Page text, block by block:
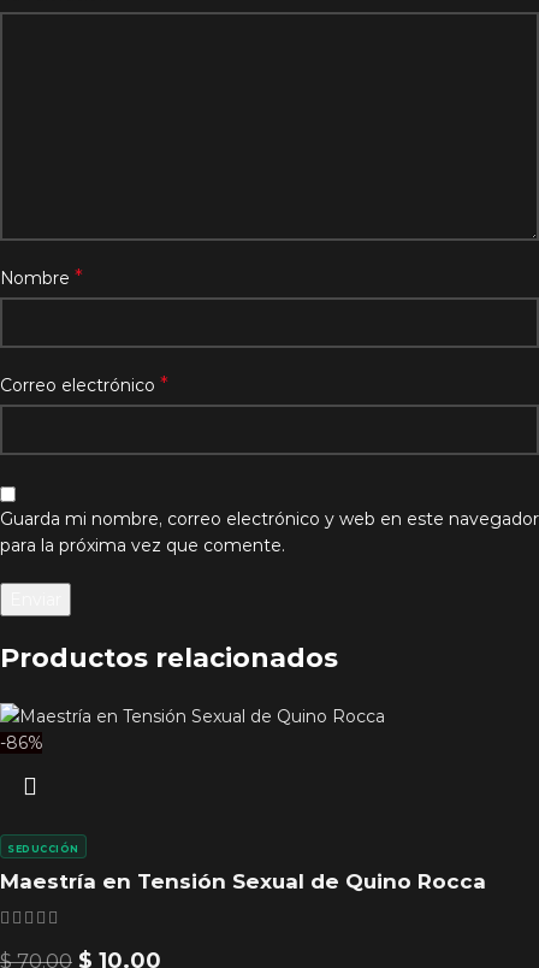
Nombre *
Correo electrónico *
Guarda mi nombre, correo electrónico y web en este navegador
para la próxima vez que comente.
Productos relacionados
-86%
Maestría en Tensión Sexual de Quino Rocca
SEDUCCIÓN
$70.00 $ 10.00